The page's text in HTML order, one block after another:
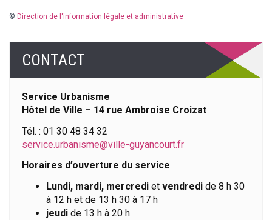
© Direction de l'information légale et administrative
CONTACT
Service Urbanisme
Hôtel de Ville – 14 rue Ambroise Croizat
Tél. : 01 30 48 34 32
service.urbanisme@ville-guyancourt.fr
Horaires d’ouverture du service
Lundi, mardi, mercredi et vendredi de 8 h 30
à 12 h et de 13 h 30 à 17 h
jeudi de 13 h à 20 h